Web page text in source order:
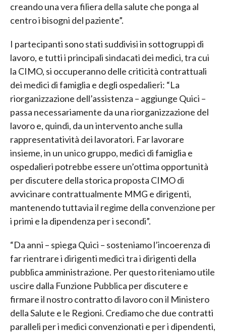
creando una vera filiera della salute che ponga al
centro i bisogni del paziente”.
I partecipanti sono stati suddivisi in sottogruppi di
lavoro, e tutti i principali sindacati dei medici, tra cui
la CIMO, si occuperanno delle criticità contrattuali
dei medici di famiglia e degli ospedalieri: “La
riorganizzazione dell’assistenza – aggiunge Quici –
passa necessariamente da una riorganizzazione del
lavoro e, quindi, da un intervento anche sulla
rappresentatività dei lavoratori. Far lavorare
insieme, in un unico gruppo, medici di famiglia e
ospedalieri potrebbe essere un’ottima opportunità
per discutere della storica proposta CIMO di
avvicinare contrattualmente MMG e dirigenti,
mantenendo tuttavia il regime della convenzione per
i primi e la dipendenza per i secondi”.
“Da anni – spiega Quici – sosteniamo l’incoerenza di
far rientrare i dirigenti medici tra i dirigenti della
pubblica amministrazione. Per questo riteniamo utile
uscire dalla Funzione Pubblica per discutere e
firmare il nostro contratto di lavoro con il Ministero
della Salute e le Regioni. Crediamo che due contratti
paralleli per i medici convenzionati e per i dipendenti,